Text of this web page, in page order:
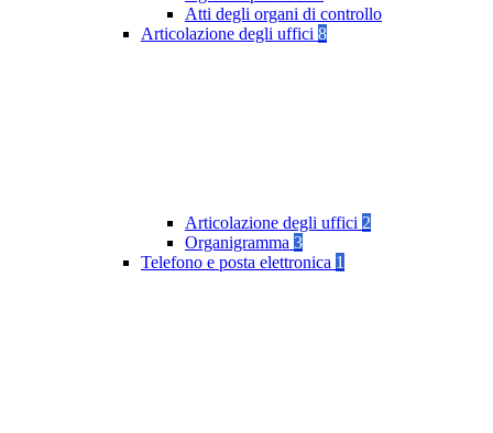
Atti degli organi di controllo
Articolazione degli uffici 8
Articolazione degli uffici 2
Organigramma 3
Telefono e posta elettronica 1